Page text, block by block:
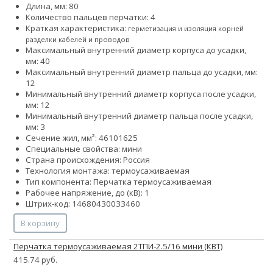
Длина, мм: 80
Количество пальцев перчатки: 4
Краткая характеристика: герметизация и изоляция корней
разделки кабелей и проводов
Максимальный внутренний диаметр корпуса до усадки,
мм: 40
Максимальный внутренний диаметр пальца до усадки, мм:
12
Минимальный внутренний диаметр корпуса после усадки,
мм: 12
Минимальный внутренний диаметр пальца после усадки,
мм: 3
Сечение жил, мм²: 46101625
Специальные свойства: мини
Страна происхождения: Россия
Технология монтажа: термоусаживаемая
Тип компонента: Перчатка термоусаживаемая
Рабочее напряжение, до (кВ): 1
Штрих-код: 14680430033460
В корзину
Перчатка термоусаживаемая 2ТПИ-2.5/16 мини (КВТ)
415.74 руб.